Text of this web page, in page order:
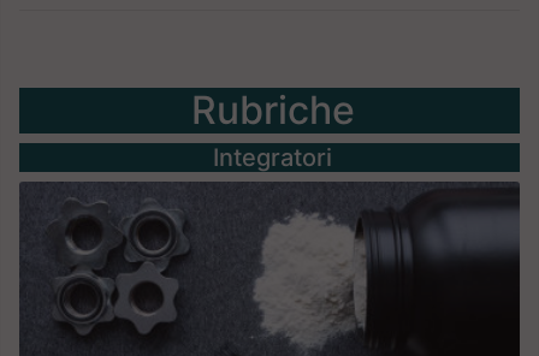
Rubriche
Integratori